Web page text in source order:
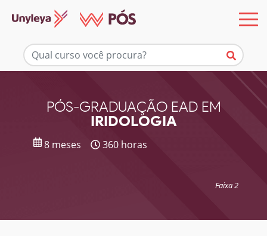
PÓS-GRADUAÇÃO EAD EM
IRIDOLOGIA
8 meses 360 horas
Faixa 2
Mais informações